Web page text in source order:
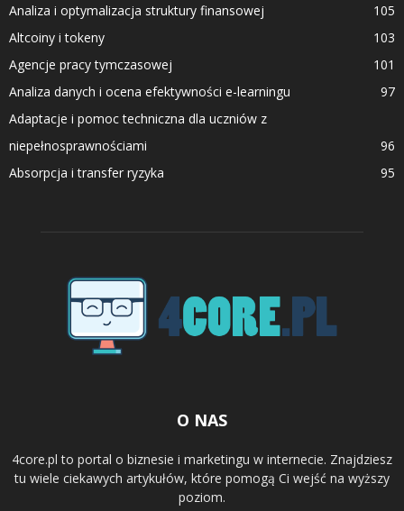
Analiza i optymalizacja struktury finansowej
105
Altcoiny i tokeny
103
Agencje pracy tymczasowej
101
Analiza danych i ocena efektywności e-learningu
97
Adaptacje i pomoc techniczna dla uczniów z
niepełnosprawnościami
96
Absorpcja i transfer ryzyka
95
O NAS
4core.pl to portal o biznesie i marketingu w internecie. Znajdziesz
tu wiele ciekawych artykułów, które pomogą Ci wejść na wyższy
poziom.